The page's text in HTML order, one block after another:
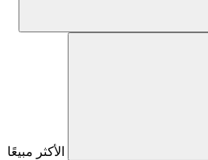
الأكثر مبيعًا